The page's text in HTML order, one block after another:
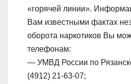
«горячей линии».
Вам известными фактах
оборота наркотиков Вы
телефонам:
— УМВД России по
(4912) 21-63-07;